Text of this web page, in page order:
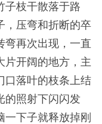
子枝干散落于路
，压弯和折断的卒
弯再次出现，一直
片开阔的地方，主
口落叶的枝条上结
的照射下闪闪发
下子就释放掉刚